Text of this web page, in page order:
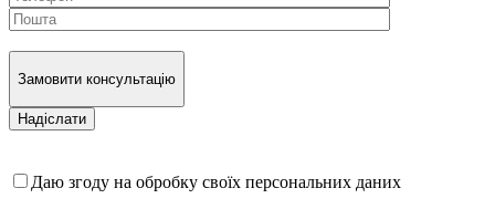
Замовити консультацію
Даю згоду на обробку своїх персональних даних